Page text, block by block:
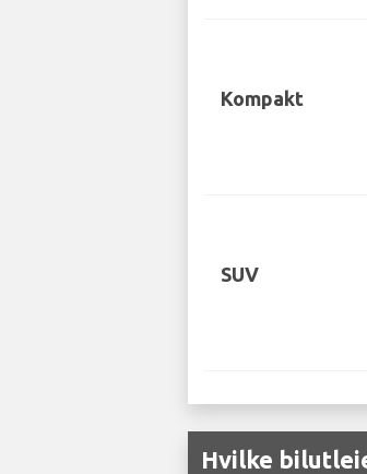
Kompakt
SUV
Hvilke